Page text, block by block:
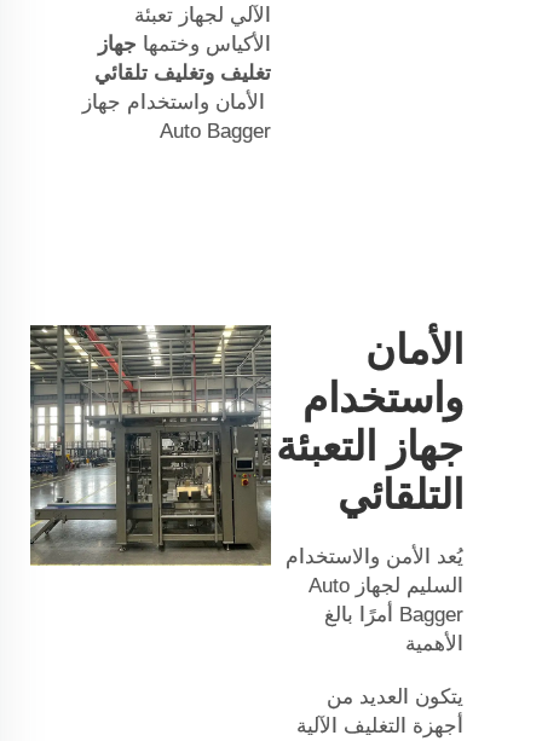
الآلي لجهاز تعبئة
الأكياس وختمها جهاز
تغليف وتغليف تلقائي
الأمان واستخدام جهاز
Auto Bagger
الأمان
واستخدام
جهاز التعبئة
التلقائي
يُعد الأمن والاستخدام
السليم لجهاز Auto
Bagger أمرًا بالغ
الأهمية
يتكون العديد من
أجهزة التغليف الآلية